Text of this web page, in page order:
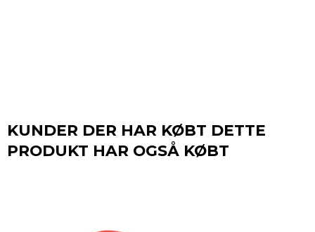
KUNDER DER HAR KØBT DETTE
PRODUKT HAR OGSÅ KØBT